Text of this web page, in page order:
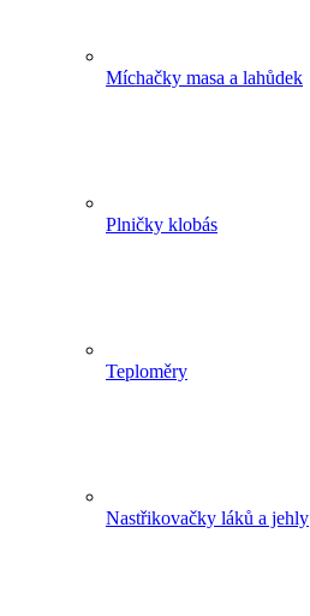
Míchačky masa a lahůdek
Plničky klobás
Teploměry
Nastřikovačky láků a jehly